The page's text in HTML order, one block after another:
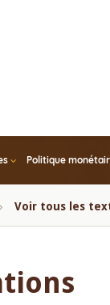
Politique
Voir tous les